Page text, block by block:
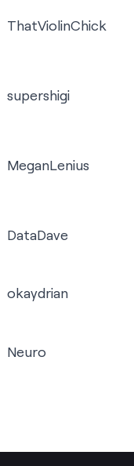
ThatViolinChick
supershigi
MeganLenius
DataDave
okaydrian
Neuro